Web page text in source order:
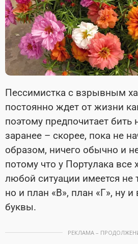
Пессимистка с взрывным
постоянно ждет от жизни
поэтому предпочитает бить
заранее – скорее, пока не
образом, ничего обычно и
потому что у Портулака
любой ситуации имеется не
но и план «В», план «Г», ну
буквы.
РЕКЛАМА –